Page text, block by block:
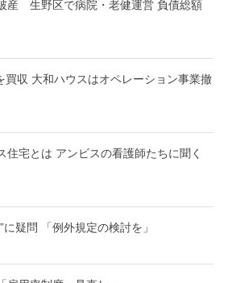
産 生野区で病院・老健運営 負債総額
買収 大和ハウスはオペレーション事業撤
住宅とは アンビスの看護師たちに聞く
疑問 「例外規定の検討を」